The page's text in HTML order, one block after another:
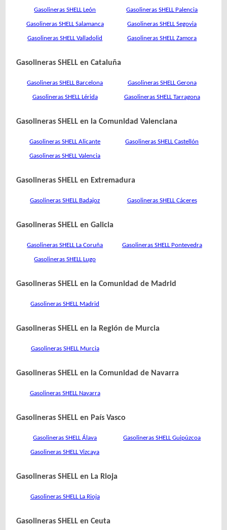
Gasolineras SHELL León Gasolineras SHELL Palencia
Gasolineras SHELL Salamanca Gasolineras SHELL Segovia
Gasolineras SHELL Valladolid Gasolineras SHELL Zamora
Gasolineras SHELL en Cataluña
Gasolineras SHELL Barcelona Gasolineras SHELL Gerona
Gasolineras SHELL Lérida Gasolineras SHELL Tarragona
Gasolineras SHELL en la Comunidad Valenciana
Gasolineras SHELL Alicante Gasolineras SHELL Castellón
Gasolineras SHELL Valencia
Gasolineras SHELL en Extremadura
Gasolineras SHELL Badajoz Gasolineras SHELL Cáceres
Gasolineras SHELL en Galicia
Gasolineras SHELL La Coruña Gasolineras SHELL Pontevedra
Gasolineras SHELL Lugo
Gasolineras SHELL en la Comunidad de Madrid
Gasolineras SHELL Madrid
Gasolineras SHELL en la Región de Murcia
Gasolineras SHELL Murcia
Gasolineras SHELL en la Comunidad de Navarra
Gasolineras SHELL Navarra
Gasolineras SHELL en País Vasco
Gasolineras SHELL Álava Gasolineras SHELL Guipúzcoa
Gasolineras SHELL Vizcaya
Gasolineras SHELL en La Rioja
Gasolineras SHELL La Rioja
Gasolineras SHELL en Ceuta